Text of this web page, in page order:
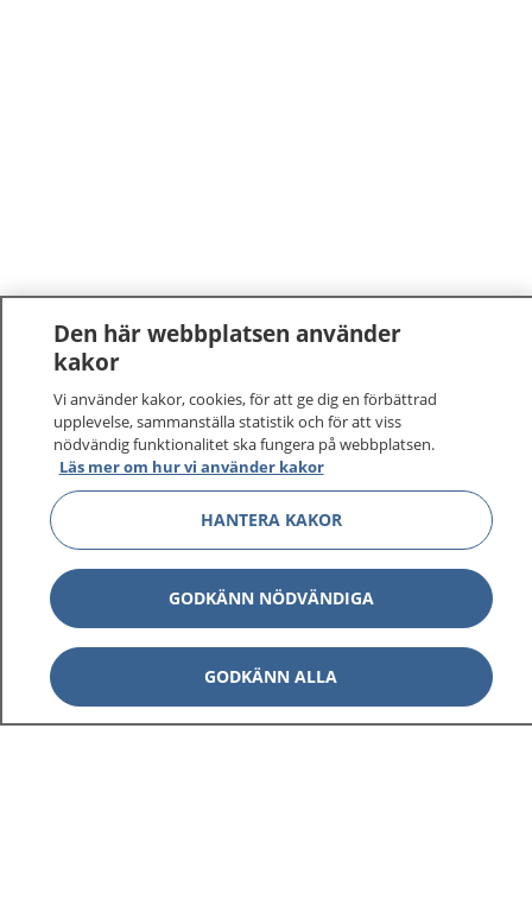
1177–tryggt om din hälsa och vård
På 1177.se får du råd om hälsa och information om
sjukdomar och vilka mottagningar du kan kontakta.
Logga in för att läsa din journal och göra dina
vårdärenden. Ring telefonnummer 1177 för
sjukvårdsrådgivning dygnet runt.
Den här webbplatsen använder
kakor
Vi använder kakor, cookies, för att ge dig en förbättrad
upplevelse, sammanställa statistik och för att viss
nödvändig funktionalitet ska fungera på webbplatsen.
Läs mer om hur vi använder kakor
HANTERA KAKOR
GODKÄNN NÖDVÄNDIGA
GODKÄNN ALLA